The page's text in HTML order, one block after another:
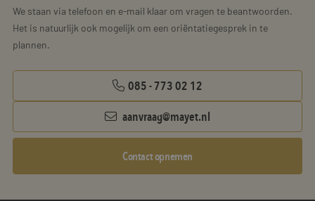
We staan via telefoon en e-mail klaar om vragen te beantwoorden.
Het is natuurlijk ook mogelijk om een oriëntatiegesprek in te
plannen.
085 - 773 02 12
aanvraag@mayet.nl
Contact opnemen